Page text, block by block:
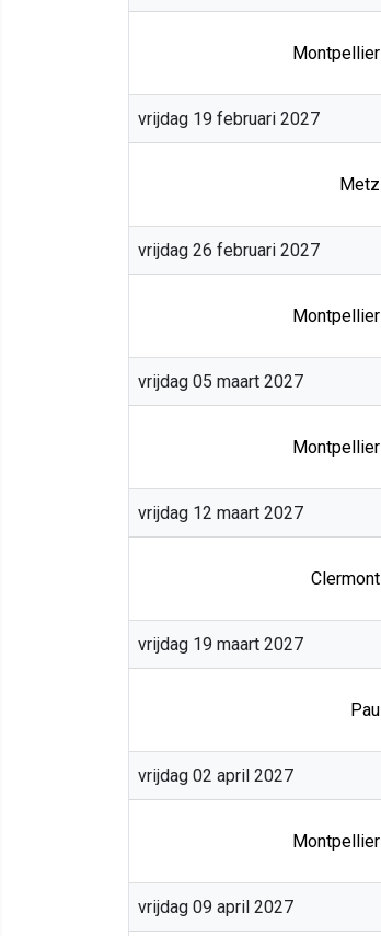
Montpellier
vrijdag 19 februari 2027
Metz
vrijdag 26 februari 2027
Montpellier
vrijdag 05 maart 2027
Montpellier
vrijdag 12 maart 2027
Clermont
vrijdag 19 maart 2027
Pau
vrijdag 02 april 2027
Montpellier
vrijdag 09 april 2027